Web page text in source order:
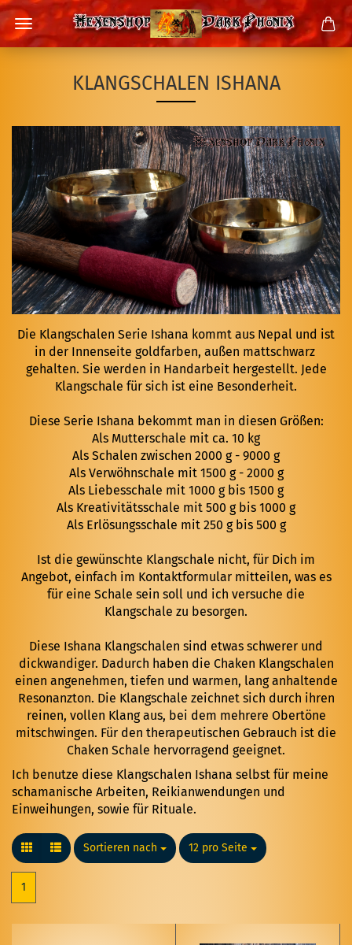
KLANGSCHALEN ISHANA
Die Klangschalen Serie Ishana kommt aus Nepal und ist
in der Innenseite goldfarben, außen mattschwarz
gehalten. Sie werden in Handarbeit hergestellt. Jede
Klangschale für sich ist eine Besonderheit.
Diese Serie Ishana bekommt man in diesen Größen:
Als Mutterschale mit ca. 10 kg
Als Schalen zwischen 2000 g - 9000 g
Als Verwöhnschale mit 1500 g - 2000 g
Als Liebesschale mit 1000 g bis 1500 g
Als Kreativitätsschale mit 500 g bis 1000 g
Als Erlösungsschale mit 250 g bis 500 g
Ist die gewünschte Klangschale nicht, für Dich im
Angebot, einfach im Kontaktformularmitteilen, was es
für eine Schale sein soll und ich versuche die
Klangschale zu besorgen.
Diese Ishana Klangschalen sind etwas schwerer und
dickwandiger. Dadurch haben die Chaken Klangschalen
einen angenehmen, tiefen und warmen, lang anhaltende
Resonanzton. Die Klangschale zeichnet sich durch ihren
reinen, vollen Klang aus, bei dem mehrere Obertöne
mitschwingen. Für den therapeutischen Gebrauch ist die
Chaken Schale hervorragend geeignet.
Ich benutze diese Klangschalen Ishana selbst für meine
schamanische Arbeiten, Reikianwendungen und
Einweihungen, sowie für Rituale.
Sortieren nach
Sortieren nach 12 pro Seite
pro Seite
1